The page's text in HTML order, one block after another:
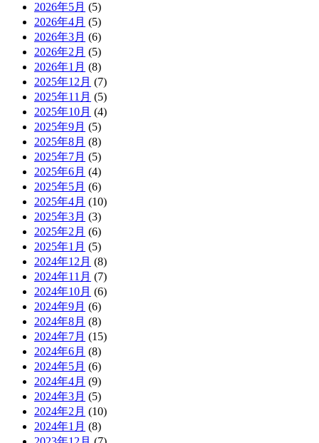
2026年5月 (5)
2026年4月 (5)
2026年3月 (6)
2026年2月 (5)
2026年1月 (8)
2025年12月 (7)
2025年11月 (5)
2025年10月 (4)
2025年9月 (5)
2025年8月 (8)
2025年7月 (5)
2025年6月 (4)
2025年5月 (6)
2025年4月 (10)
2025年3月 (3)
2025年2月 (6)
2025年1月 (5)
2024年12月 (8)
2024年11月 (7)
2024年10月 (6)
2024年9月 (6)
2024年8月 (8)
2024年7月 (15)
2024年6月 (8)
2024年5月 (6)
2024年4月 (9)
2024年3月 (5)
2024年2月 (10)
2024年1月 (8)